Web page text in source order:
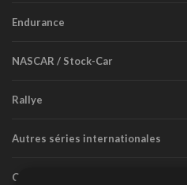
Endurance
NASCAR / Stock-Car
Rallye
Autres séries internationales
Circuit routier canadien